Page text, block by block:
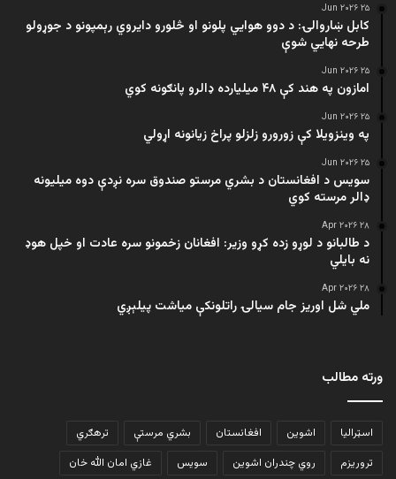
۲۵ Jun ۲۰۲۶
کابل ښاروالۍ: د دوو هوايي پلونو او څلورو دایروي رېمپونو د جوړولو
طرحه نهایي شوې
۲۵ Jun ۲۰۲۶
امازون په هند کې ۴۸ میلیارده ډالرو پانګونه کوي
۲۵ Jun ۲۰۲۶
په وینزویلا کې زورورو زلزلو پراخ زیانونه اړولي
۲۵ Jun ۲۰۲۶
سویس د افغانستان د بشري مرستو صندوق سره نږدې دوه میلیونه
ډالر مرسته کوي
۲۸ Apr ۲۰۲۶
د طالبانو د لوړو زده کړو وزیر: افغانان زخمونو سره عادت او خپل هوډ
نه بایلي
۲۸ Apr ۲۰۲۶
ملي شل اوریز جام سیالۍ راتلونکې میاشت پیلېږي
ورته مطالب
اسټرالیا اشوین افغانستان بشري مرستې
ترهګري
تروریزم
روي چندران اشوین سویس غازي امان الله خان